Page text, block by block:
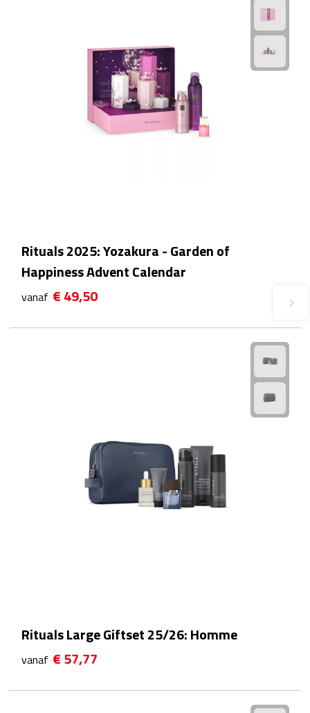
Fiets reparatiesets
Bekers
Bidons
Drinkflessen
Opvouwbare drinkfles
Drinkflessen met karabijnhaak
Waterflessen
Rituals 2025: Yozakura - Garden of
Happiness Advent Calendar
vanaf € 49,50
Rituals Large Giftset 25/26: Homme
vanaf € 57,77